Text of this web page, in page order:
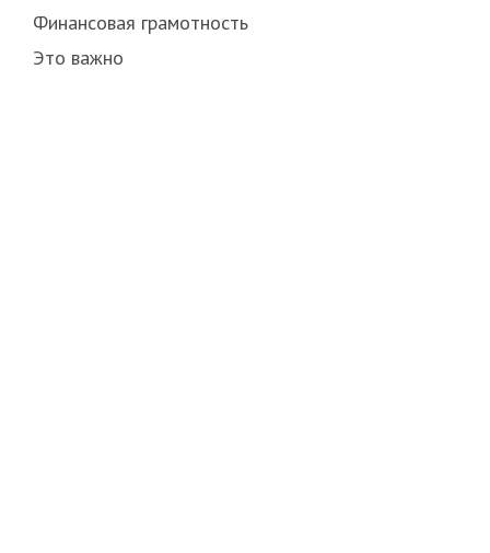
Финансовая грамотность
Это важно